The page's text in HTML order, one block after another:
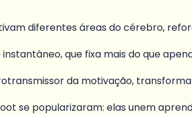
diferentes áreas do cérebro,
que fixa mais do que
da motivação,
se popularizaram: elas unem